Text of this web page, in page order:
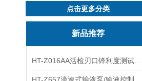
点击更多分类
新品推荐